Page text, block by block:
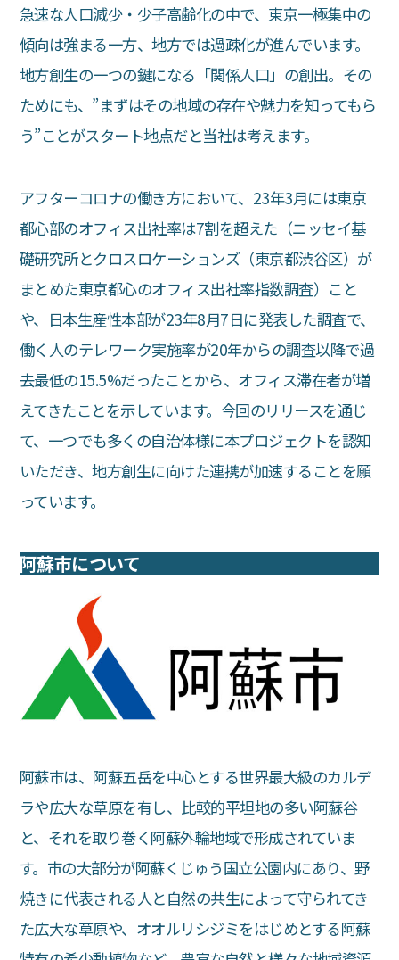
急速な人口減少・少子高齢化の中で、東京一極集中の
傾向は強まる一方、地方では過疎化が進んでいます。
地方創生の一つの鍵になる「関係人口」の創出。その
ためにも、”まずはその地域の存在や魅力を知ってもら
う”ことがスタート地点だと当社は考えます。
アフターコロナの働き方において、23年3月には東京
都心部のオフィス出社率は7割を超えた（ニッセイ基
礎研究所とクロスロケーションズ（東京都渋谷区）が
まとめた東京都心のオフィス出社率指数調査）こと
や、日本生産性本部が23年8月7日に発表した調査で、
働く人のテレワーク実施率が20年からの調査以降で過
去最低の15.5%だったことから、オフィス滞在者が増
えてきたことを示しています。今回のリリースを通じ
て、一つでも多くの自治体様に本プロジェクトを認知
いただき、地方創生に向けた連携が加速することを願
っています。
阿蘇市について
阿蘇市は、阿蘇五岳を中心とする世界最大級のカルデ
ラや広大な草原を有し、比較的平坦地の多い阿蘇谷
と、それを取り巻く阿蘇外輪地域で形成されていま
す。市の大部分が阿蘇くじゅう国立公園内にあり、野
焼きに代表される人と自然の共生によって守られてき
た広大な草原や、オオルリシジミをはじめとする阿蘇